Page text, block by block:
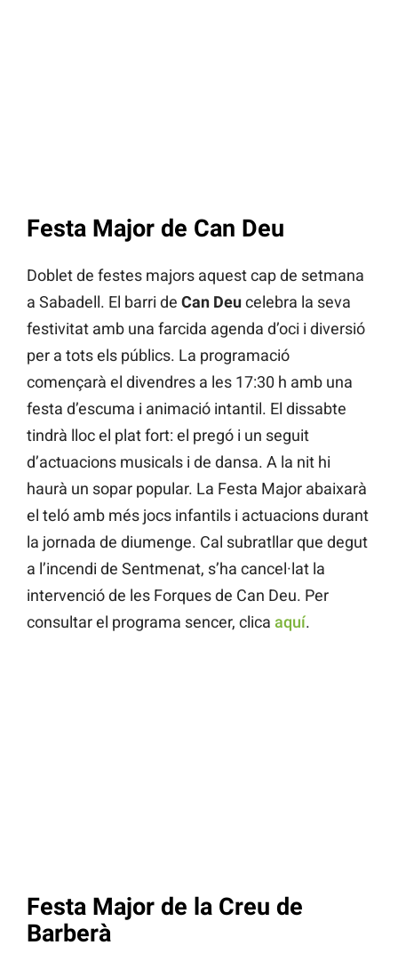
Festa Major de Can Deu
Doblet de festes majors aquest cap de setmana
a Sabadell. El barri de Can Deucelebra la seva
festivitat amb una farcida agenda d’oci i diversió
per a tots els públics. La programació
començarà el divendres a les 17:30 h amb una
festa d’escuma i animació intantil. El dissabte
tindrà lloc el plat fort: el pregó i un seguit
d’actuacions musicals i de dansa. A la nit hi
haurà un sopar popular. La Festa Major abaixarà
el teló amb més jocs infantils i actuacions durant
la jornada de diumenge. Cal subratllar que degut
a l’incendi de Sentmenat, s’ha cancel·lat la
intervenció de les Forques de Can Deu. Per
consultar el programa sencer, clica aquí.
Festa Major de la Creu de
Barberà